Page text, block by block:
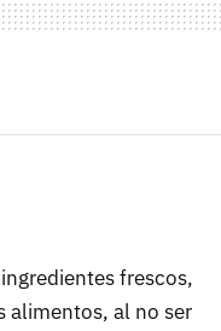
frescos,
alimentos, al no ser